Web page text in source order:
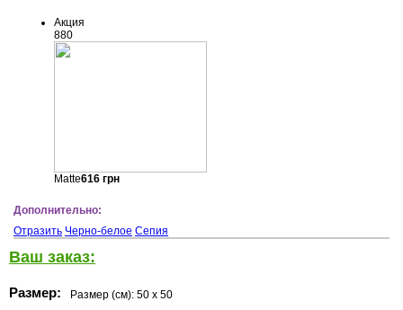
Акция
880
Matte616грн
Дополнительно:
Отразить Черно-белое Сепия
Ваш заказ:
Размер: Размер (см): 50 x 50